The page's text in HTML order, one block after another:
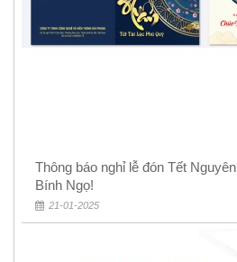
Thông báo nghỉ lễ đón Tết
Bính Ngọ!
21-01-2025